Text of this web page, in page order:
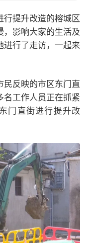
提升改造的榕城区
，影响大家的生活及
进行了走访，一起来
反映的市区东门直
名工作人员正在抓紧
门直街进行提升改